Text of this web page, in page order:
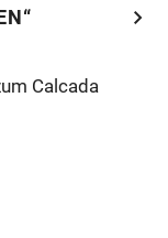
chevron_right